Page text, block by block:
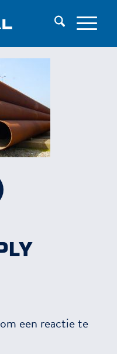
om een reactie te